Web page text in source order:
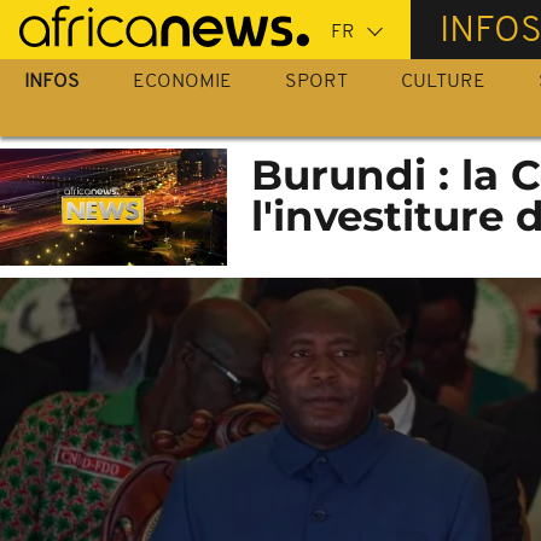
Passer
au
contenu
INFOS
INFOS ECONOMIE SPORT CULTURE
Burundi : la
l'investiture